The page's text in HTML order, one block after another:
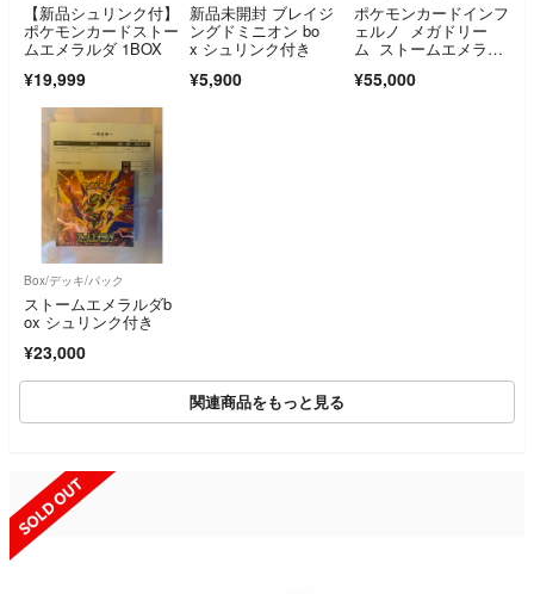
【新品シュリンク付】
ポケモンカードストー
ムエメラルダ 1BOX
¥19,999
新品未開封 ブレイジ
ングドミニオン bo
x シュリンク付き
¥5,900
ポケモンカードインフ
ェルノ メガドリー
ム ストームエメラル
¥55,000
Box/デッキ/パック
ストームエメラルダb
ox シュリンク付き
¥23,000
関連商品をもっと見る